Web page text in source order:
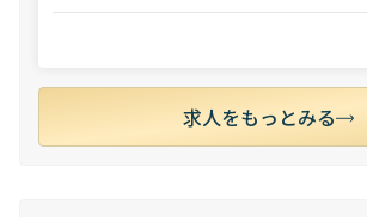
求人をもっとみる